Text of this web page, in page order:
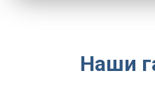
Наши